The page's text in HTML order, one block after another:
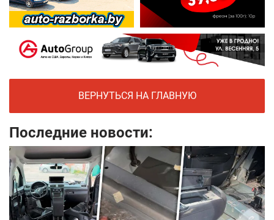
ВЕРНУТЬСЯ НА ГЛАВНУЮ
Последние новости: